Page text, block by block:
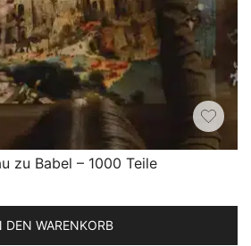
zu Babel – 1000 Teile
DEN WARENKORB